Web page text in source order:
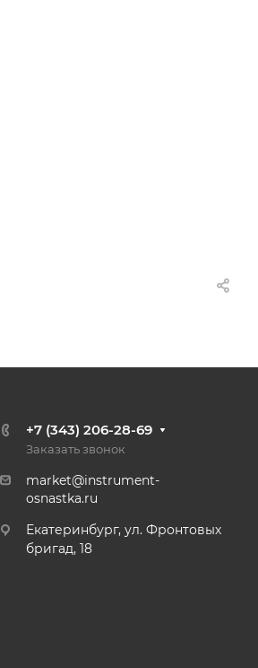
+7 (343) 206-28-69
Заказать звонок
market@instrument-
osnastka.ru
Екатеринбург, ул. Фронтовых
бригад, 18